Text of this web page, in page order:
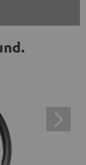
Der
angezeigt
zugestimmt,
können